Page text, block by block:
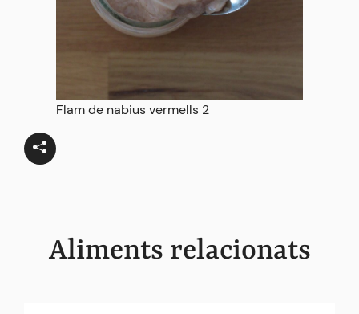
Flam de nabius vermells 2
Aliments relacionats